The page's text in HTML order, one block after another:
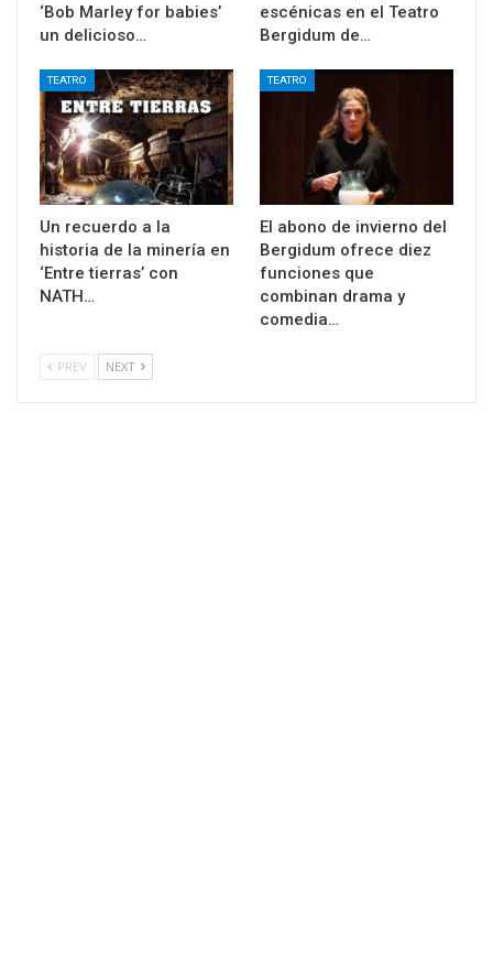
‘Bob Marley for babies’
un delicioso…
escénicas en el Teatro
Bergidum de…
TEATRO
Un recuerdo a la
historia de la minería en
‘Entre tierras’ con
NATH…
TEATRO
El abono de invierno del
Bergidum ofrece diez
funciones que
combinan drama y
comedia…
PREV NEXT